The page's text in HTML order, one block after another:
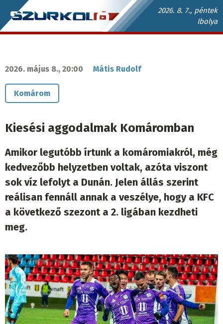
Ugrás
a
2026. 8. 7., péntek
Ibolya
Szurkoló.sk
navigáció
2026. május 8., 20:00 Mátis Rudolf
Komárom
Kiesési aggodalmak Komáromban
Amikor legutóbb írtunk a komáromiakról, még
kedvezőbb helyzetben voltak, azóta viszont
sok víz lefolyt a Dunán. Jelen állás szerint
reálisan fennáll annak a veszélye, hogy a KFC
a következő szezont a 2. ligában kezdheti
meg.